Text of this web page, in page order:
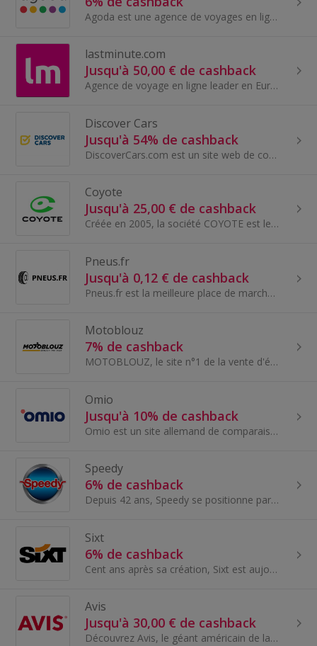
Agoda est une agence de voyages en ligne qui propose un service de réservation de chambres d’hôtels et de billets d'avion, principalement dans la régi
lastminute.com
Jusqu'à 50,00 € de cashback
Agence de voyage en ligne leader en Europe, lastminute.com use de son expertise pour proposer des offres au meilleur rapport qualité/prix.
Discover Cars
Jusqu'à 54% de cashback
DiscoverCars.com est un site web de comparaison de location de voitures primé.
Coyote
Jusqu'à 25,00 € de cashback
Créée en 2005, la société COYOTE est le leader européen de l’information communautaire en temps réel. Certifiée NF « Assistant d’Aide à la Conduite...
Pneus.fr
Jusqu'à 0,12 € de cashback
Pneus.fr est la meilleure place de marché de comparaison de produits et de prix pour les pneus, jantes et les accessoires automobiles.
Motoblouz
7% de cashback
MOTOBLOUZ, le site n°1 de la vente d'équipements motard et accessoires moto en France.
Omio
Jusqu'à 10% de cashback
Omio est un site allemand de comparaison et de réservation de voyages en ligne basé à Berlin.
Speedy
6% de cashback
Depuis 42 ans, Speedy se positionne parmi les enseignes leaders du secteur de l’entretien automobile multimarques...
Sixt
6% de cashback
Cent ans après sa création, Sixt est aujourd’hui présent dans 105 pays et sur les cinq continents. Depuis 1997, Sixt se développe sur le marché frança
Avis
Jusqu'à 30,00 € de cashback
Découvrez Avis, le géant américain de la location de véhicules ! Chez Avis, retrouvez le véhicule qui correspond parfaitement à vos besoins...